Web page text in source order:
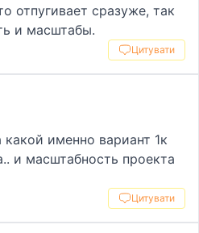
отпугивает сразуже, так
и масштабы.
Цитувати
именно вариант 1к
и масштабность проекта
Цитувати